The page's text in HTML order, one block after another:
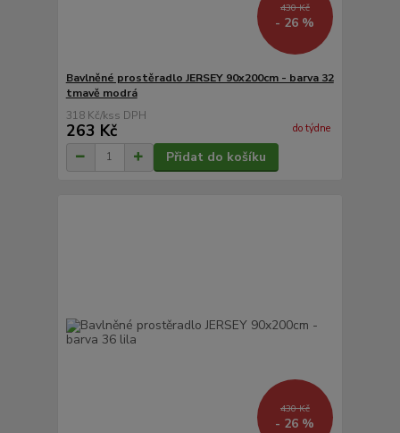
430 Kč
- 26 %
Bavlněné prostěradlo JERSEY 90x200cm - barva 32
tmavě modrá
318 Kč/ks
263 Kč do týdne
Přidat do košíku
430 Kč
- 26 %